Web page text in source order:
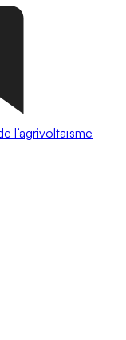
l’agrivoltaïsme